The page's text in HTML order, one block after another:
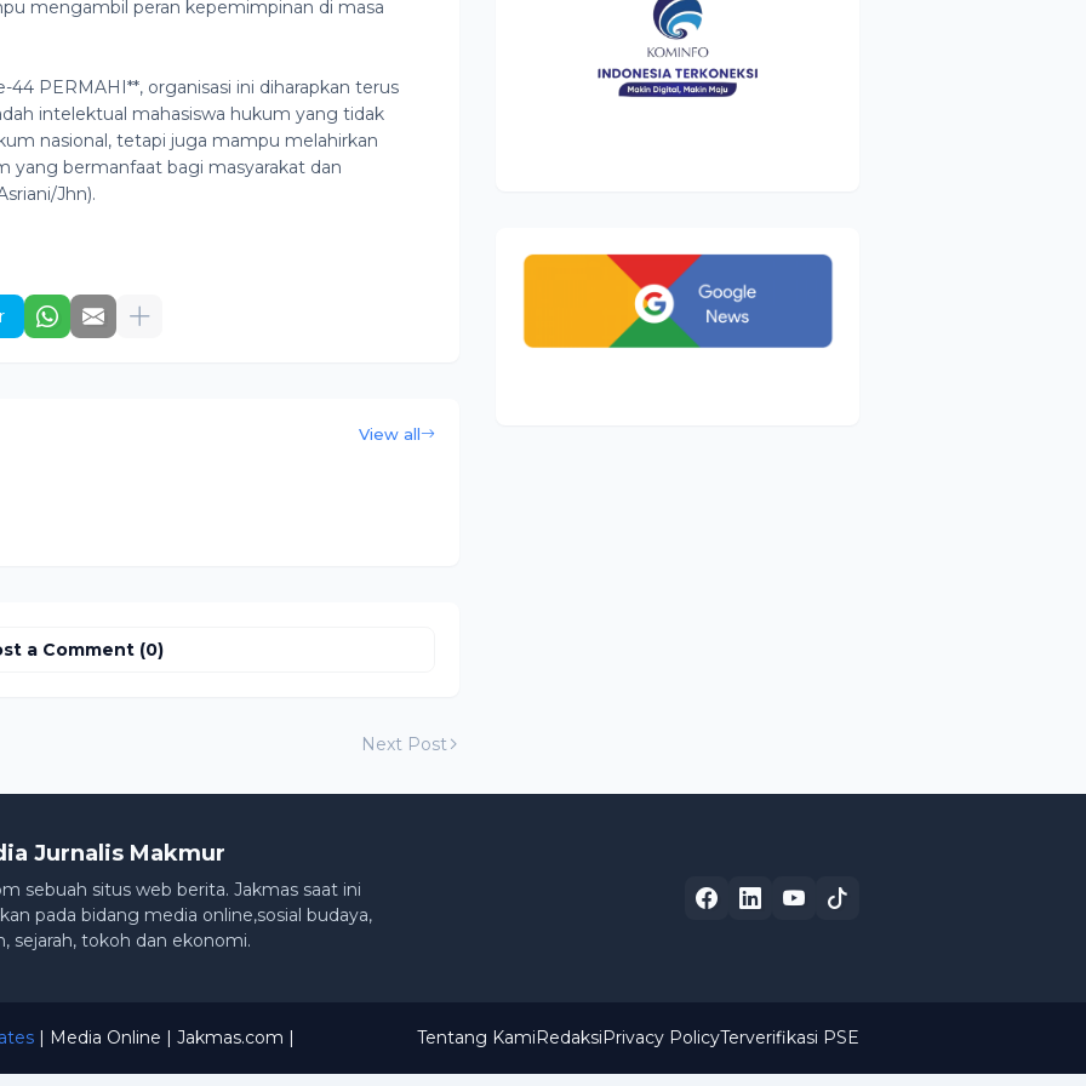
mengambil peran kepemimpinan di masa
PERMAHI**, organisasi ini diharapkan terus
intelektual mahasiswa hukum yang tidak
nasional, tetapi juga mampu melahirkan
yang bermanfaat bagi masyarakat dan
Jhn).
View all
a Comment (0)
Next Post
Jurnalis Makmur
sebuah situs web berita. Jakmas saat ini
pada bidang media online,sosial budaya,
sejarah, tokoh dan ekonomi.
| Media Online | Jakmas.com | Tentang Kami Redaksi Privacy PolicyTerverifikasi PSE